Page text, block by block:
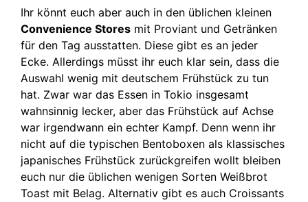
Ihr könnt euch aber auch in den üblichen kleinen
Convenience Stores mit Proviant und Getränken
für den Tag ausstatten. Diese gibt es an jeder
Ecke. Allerdings müsst ihr euch klar sein, dass die
Auswahl wenig mit deutschem Frühstück zu tun
hat. Zwar war das Essen in Tokio insgesamt
wahnsinnig lecker, aber das Frühstück auf Achse
war irgendwann ein echter Kampf. Denn wenn ihr
nicht auf die typischen Bentoboxen als klassisches
japanisches Frühstück zurückgreifen wollt bleiben
euch nur die üblichen wenigen Sorten Weißbrot
Toast mit Belag. Alternativ gibt es auch Croissants